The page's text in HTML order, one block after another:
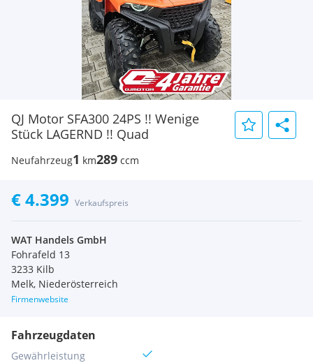
QJ Motor SFA300 24PS !! Wenige
Stück LAGERND !! Quad
Neufahrzeug1 km289 ccm
€ 4.399 Verkaufspreis
WAT Handels GmbH
Fohrafeld 13
3233 Kilb
Melk, Niederösterreich
Firmenwebsite
Fahrzeugdaten
Gewährleistung